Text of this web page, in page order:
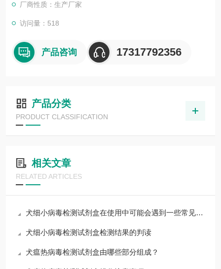
厂商性质：生产厂家
访问量：518
产品咨询 17317792356
产品分类
PRODUCT CLASSIFICATION
相关文章
RELATED ARTICLES
犬细小病毒检测试剂盒在使用中可能会遇到一些常见问题
犬细小病毒检测试剂盒检测结果的判读
犬瘟热病毒检测试剂盒由哪些部分组成？